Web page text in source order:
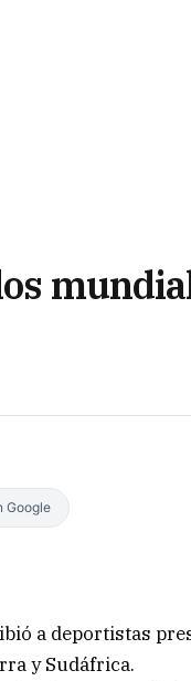
Google
a deportistas
y Sudáfrica.